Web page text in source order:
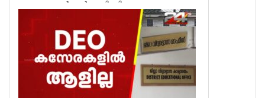
ക്ഷേമ പെൻഷൻ അട്ടിമറിക്കാനുള്ള ബോധ
പൂർവമായ ശ്രമമാണ് യു ഡി എഫ് സർക്കാർ
നടത്തുന്നതെന്ന് സിപിഐഎം സംസ്ഥാ...
Kerala